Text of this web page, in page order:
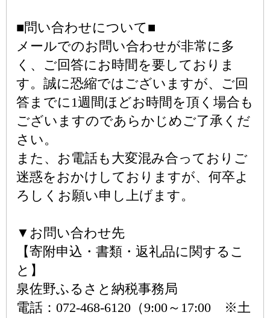
■問い合わせについて■
メールでのお問い合わせが非常に多
く、ご回答にお時間を要しておりま
す。誠に恐縮ではございますが、ご回
答までに1週間ほどお時間を頂く場合も
ございますのであらかじめご了承くだ
さい。
また、お電話も大変混み合っておりご
迷惑をおかけしておりますが、何卒よ
ろしくお願い申し上げます。
▼お問い合わせ先
【寄附申込・書類・返礼品に関するこ
と】
泉佐野ふるさと納税事務局
電話：072-468-6120（9:00～17:00 ※土